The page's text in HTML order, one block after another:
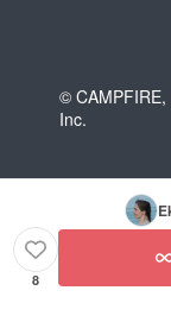
© CAMPFIRE,
Inc.
8